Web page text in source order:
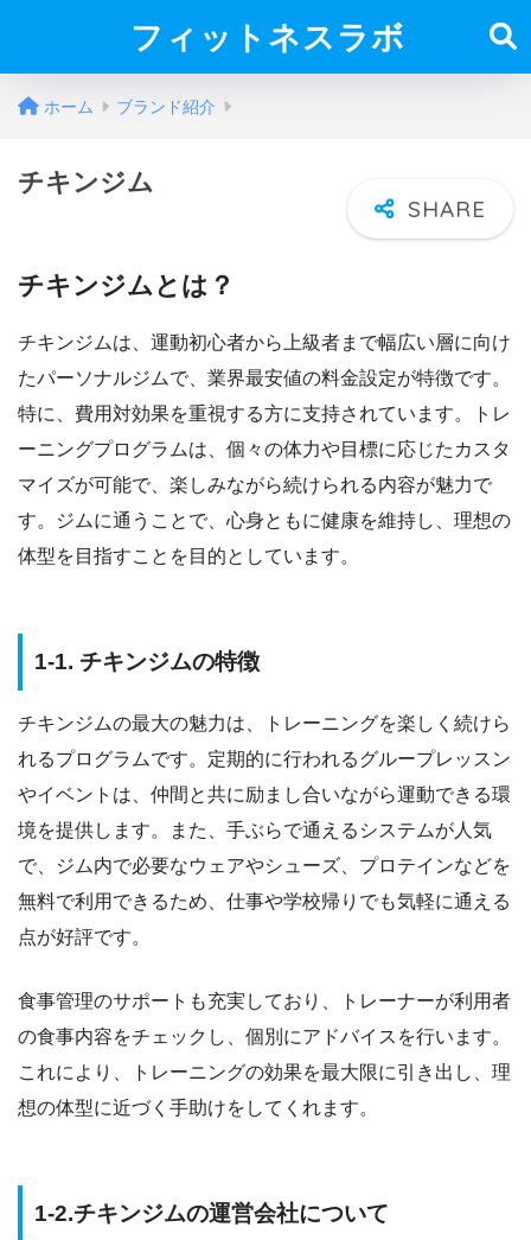
フィットネスラボ
ホーム ブランド紹介
チキンジム
チキンジムとは？
チキンジムは、運動初心者から上級者まで幅広い層に向け
たパーソナルジムで、業界最安値の料金設定が特徴です。
特に、費用対効果を重視する方に支持されています。トレ
ーニングプログラムは、個々の体力や目標に応じたカスタ
マイズが可能で、楽しみながら続けられる内容が魅力で
す。ジムに通うことで、心身ともに健康を維持し、理想の
体型を目指すことを目的としています。
1-1. チキンジムの特徴
チキンジムの最大の魅力は、トレーニングを楽しく続けら
れるプログラムです。定期的に行われるグループレッスン
やイベントは、仲間と共に励まし合いながら運動できる環
境を提供します。また、手ぶらで通えるシステムが人気
で、ジム内で必要なウェアやシューズ、プロテインなどを
無料で利用できるため、仕事や学校帰りでも気軽に通える
点が好評です。
食事管理のサポートも充実しており、トレーナーが利用者
の食事内容をチェックし、個別にアドバイスを行います。
これにより、トレーニングの効果を最大限に引き出し、理
想の体型に近づく手助けをしてくれます。
1-2.チキンジムの運営会社について